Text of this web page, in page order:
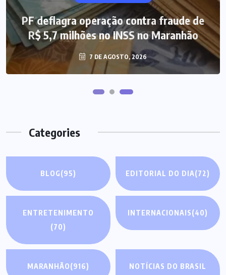
PF deflagra operação contra fraude de
R$ 5,7 milhões no INSS no Maranhão
7 DE AGOSTO, 2026
Mega-Sena 3.041 acumula, e prêmio
estimado chega a R$ 165 milhões
7 DE AGOSTO, 2026
Categories
BLOG(95) EDITORIAL DO DIA(72)
ENTRETENIMENTO
(70)
INTERNACIONAIS(40)
MARANHÃO(916)
NOTÍCIAS DO BRASIL